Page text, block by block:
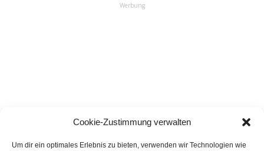
Cookie-Zustimmung verwalten
Um dir ein optimales Erlebnis zu bieten, verwenden wir Technologien wie
Werbung